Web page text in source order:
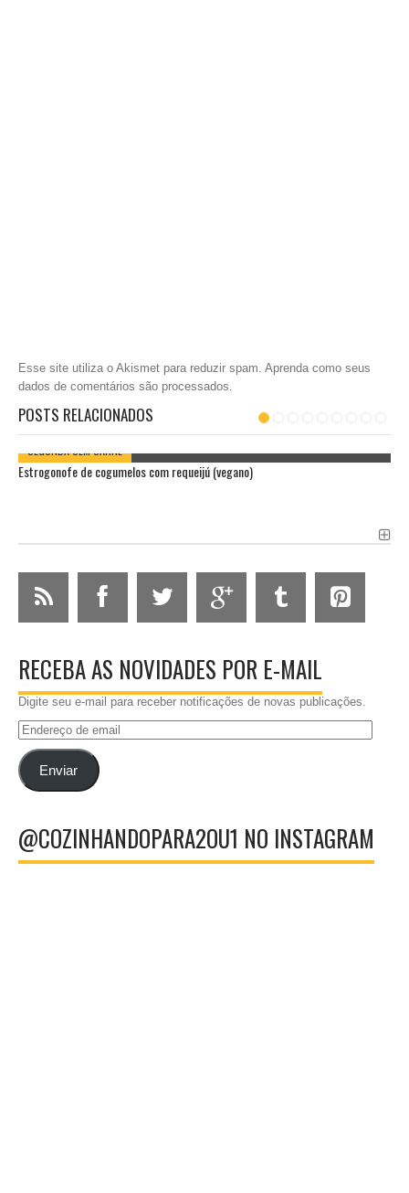
Esse site utiliza o Akismet para reduzir spam. Aprenda como seus
dados de comentários são processados
POSTS RELACIONADOS
SEGUNDA SEM CARNE
Estrogonofe de cogumelos com requeijú (vegano)
RECEBA AS NOVIDADES POR E-MAIL
Digite seu e-mail para receber notificações de novas publicações.
Endereço
emailEnviar
@COZINHANDOPARA2OU1 NO INSTAGRAM